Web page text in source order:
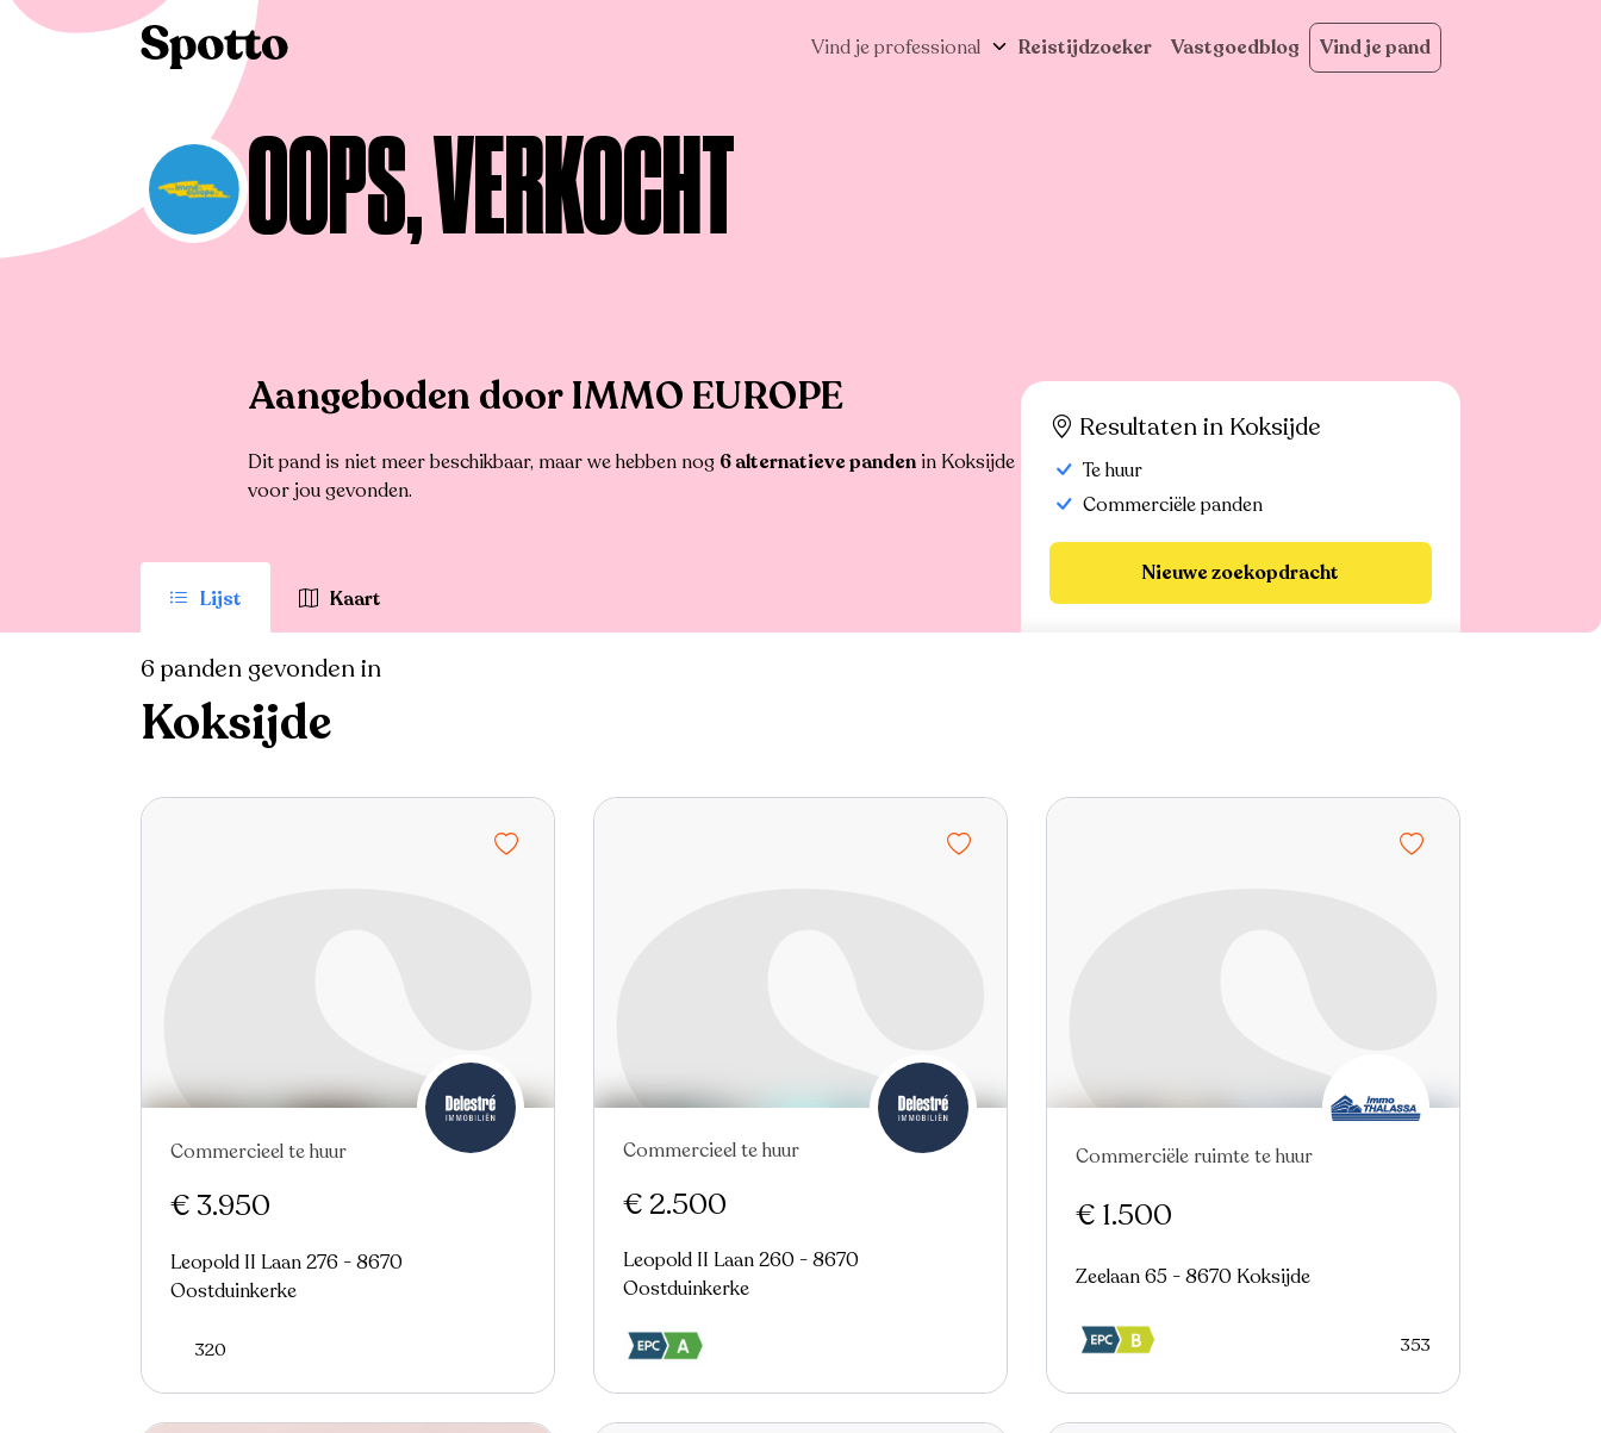
Vind je professional Reistijdzoeker Vastgoedblog Vind je pand
Te huur
OOPS, VERKOCHT
Aangeboden door IMMO EUROPE
Dit pand is niet meer beschikbaar, maar we hebben nog 6 alternatieve panden in Koksijde
voor jou gevonden.
Lijst Kaart
Resultaten in Koksijde
Te huur
Commerciële panden
Nieuwe zoekopdracht
6 panden gevonden in
Koksijde
Nieuw
Commercieel te huur
€ 3.950
Leopold II Laan 276 - 8670
Oostduinkerke
320
Commercieel te huur
€ 2.500
Leopold II Laan 260 - 8670
Oostduinkerke
Commerciële ruimte te huur
€ 1.500
Zeelaan 65 - 8670 Koksijde
353